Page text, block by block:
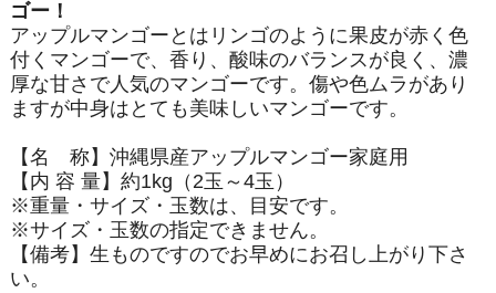
ゴー！
アップルマンゴーとはリンゴのように果皮が赤く色
付くマンゴーで、香り、酸味のバランスが良く、濃
厚な甘さで人気のマンゴーです。傷や色ムラがあり
ますが中身はとても美味しいマンゴーです。
【名 称】沖縄県産アップルマンゴー家庭用
【内 容 量】約1kg（2玉～4玉）
※重量・サイズ・玉数は、目安です。
※サイズ・玉数の指定できません。
【備考】生ものですのでお早めにお召し上がり下さ
い。